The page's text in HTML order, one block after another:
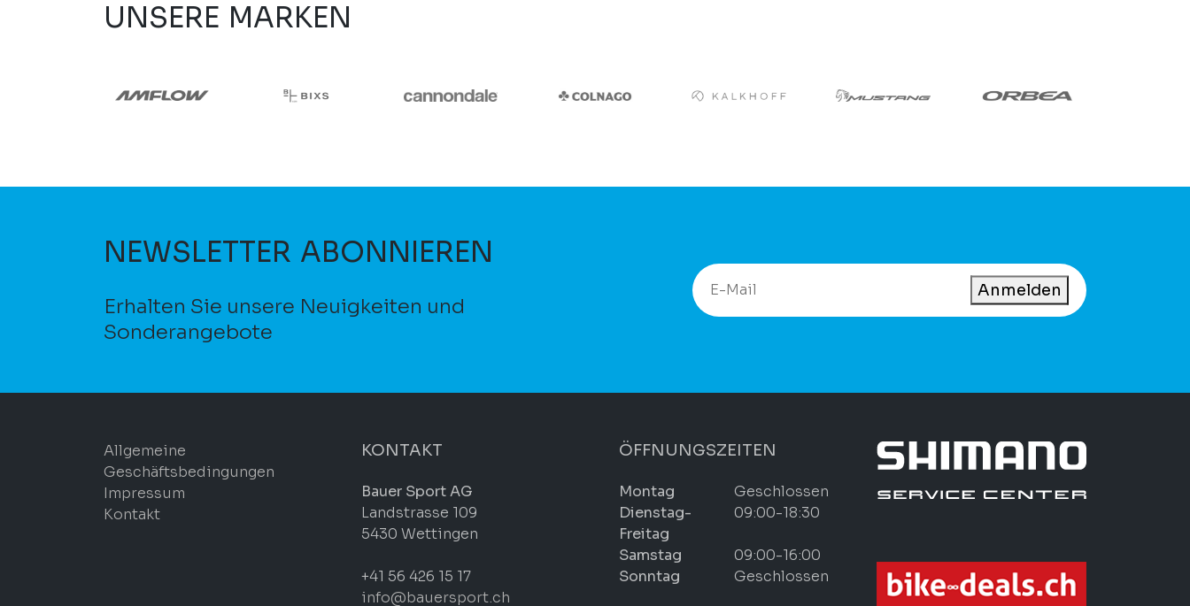
UNSERE MARKEN
NEWSLETTER ABONNIEREN
Erhalten Sie unsere Neuigkeiten und
Sonderangebote
Anmelden
Allgemeine
Geschäftsbedingungen
Impressum
Kontakt
KONTAKT
Bauer Sport AG
Landstrasse 109
5430 Wettingen
+41 56 426 15 17
info@bauersport.ch
ÖFFNUNGSZEITEN
Montag
Geschlossen
Dienstag-
Freitag
09:00-18:30
Samstag
09:00-16:00
Sonntag
Geschlossen